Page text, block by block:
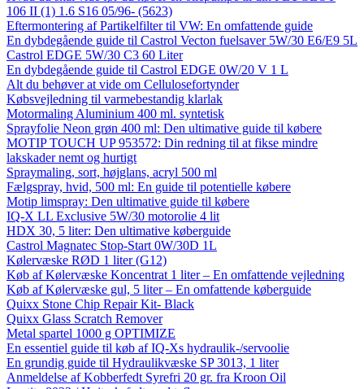
106 II (1) 1.6 S16 05/96- (5623)
Eftermontering af Partikelfilter til VW: En omfattende guide
En dybdegående guide til Castrol Vecton fuelsaver 5W/30 E6/E9 5L
Castrol EDGE 5W/30 C3 60 Liter
En dybdegående guide til Castrol EDGE 0W/20 V 1 L
Alt du behøver at vide om Cellulosefortynder
Købsvejledning til varmebestandig klarlak
Motormaling Aluminium 400 ml. syntetisk
Sprayfolie Neon grøn 400 ml: Den ultimative guide til købere
MOTIP TOUCH UP 953572: Din redning til at fikse mindre
lakskader nemt og hurtigt
Spraymaling, sort, højglans, acryl 500 ml
Fælgspray, hvid, 500 ml: En guide til potentielle købere
Motip limspray: Den ultimative guide til købere
IQ-X LL Exclusive 5W/30 motorolie 4 lit
HDX 30, 5 liter: Den ultimative køberguide
Castrol Magnatec Stop-Start 0W/30D 1L
Kølervæske RØD 1 liter (G12)
Køb af Kølervæske Koncentrat 1 liter – En omfattende vejledning
Køb af Kølervæske gul, 5 liter – En omfattende køberguide
Quixx Stone Chip Repair Kit- Black
Quixx Glass Scratch Remover
Metal spartel 1000 g OPTIMIZE
En essentiel guide til køb af IQ-Xs hydraulik-/servoolie
En grundig guide til Hydraulikvæske SP 3013, 1 liter
Anmeldelse af Kobberfedt Syrefri 20 gr. fra Kroon Oil